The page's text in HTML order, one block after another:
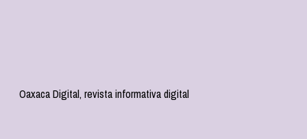
Oaxaca Digital, revista informativa digital